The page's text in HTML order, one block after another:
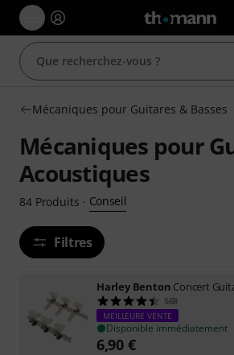
Mécaniques pour Guitares & Basses
Mécaniques pour
Acoustiques
84 Produits · Conseil
Filtres
Harley Benton Concert
568
MEILLEURE VENTE
Disponible immédiatement
6,90 €